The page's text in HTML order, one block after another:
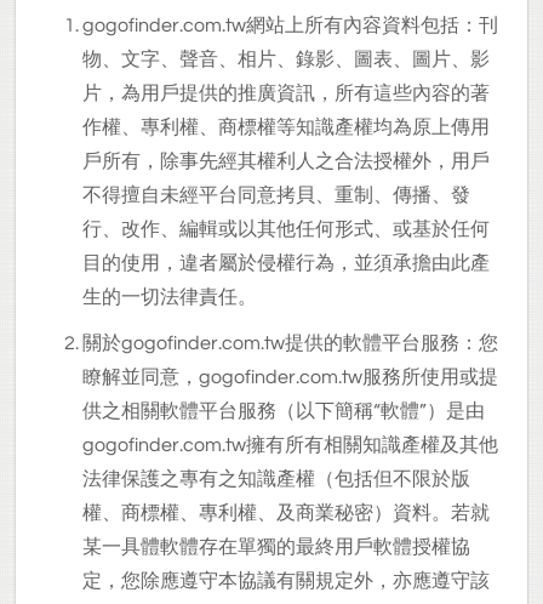
gogofinder.com.tw網站上所有內容資料包括：刊
物、文字、聲音、相片、錄影、圖表、圖片、影
片，為用戶提供的推廣資訊，所有這些內容的著
作權、專利權、商標權等知識產權均為原上傳用
戶所有，除事先經其權利人之合法授權外，用戶
不得擅自未經平台同意拷貝、重制、傳播、發
行、改作、編輯或以其他任何形式、或基於任何
目的使用，違者屬於侵權行為，並須承擔由此產
生的一切法律責任。
關於gogofinder.com.tw提供的軟體平台服務：您
瞭解並同意，gogofinder.com.tw服務所使用或提
供之相關軟體平台服務（以下簡稱“軟體”）是由
gogofinder.com.tw擁有所有相關知識產權及其他
法律保護之專有之知識產權（包括但不限於版
權、商標權、專利權、及商業秘密）資料。若就
某一具體軟體存在單獨的最終用戶軟體授權協
定，您除應遵守本協議有關規定外，亦應遵守該